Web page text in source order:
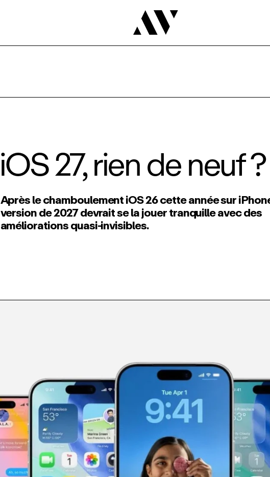
iOS 27, rien de neuf ?
Après le chamboulement iOS 26 cette année sur
version de 2027 devrait se la jouer tranquille avec des
améliorations quasi‑invisibles.